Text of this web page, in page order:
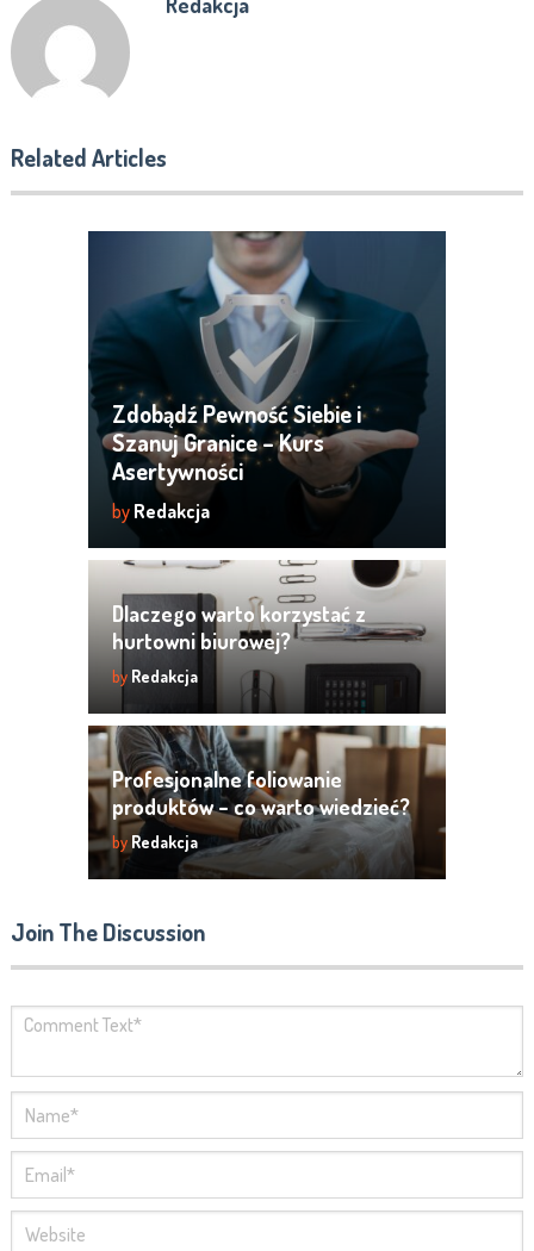
Related Articles
Zdobądź Pewność Siebie i
Szanuj Granice – Kurs
Asertywności
by Redakcja
Dlaczego warto korzystać z
hurtowni biurowej?
by Redakcja
Profesjonalne foliowanie
produktów – co warto wiedzieć?
by Redakcja
Join The Discussion